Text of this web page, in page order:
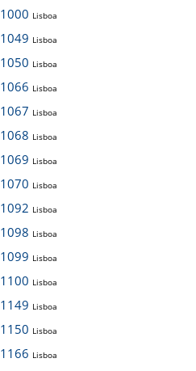
1000 Lisboa
1049 Lisboa
1050 Lisboa
1066 Lisboa
1067 Lisboa
1068 Lisboa
1069 Lisboa
1070 Lisboa
1092 Lisboa
1098 Lisboa
1099 Lisboa
1100 Lisboa
1149 Lisboa
1150 Lisboa
1166 Lisboa